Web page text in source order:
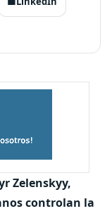
Zelenskyy,
controlan la